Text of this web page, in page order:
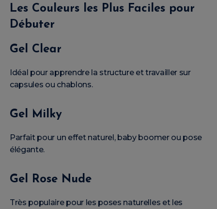
Les Couleurs les Plus Faciles pour
Débuter
Gel Clear
Idéal pour apprendre la structure et travailler sur
capsules ou chablons.
Gel Milky
Parfait pour un effet naturel, baby boomer ou pose
élégante.
Gel Rose Nude
Très populaire pour les poses naturelles et les